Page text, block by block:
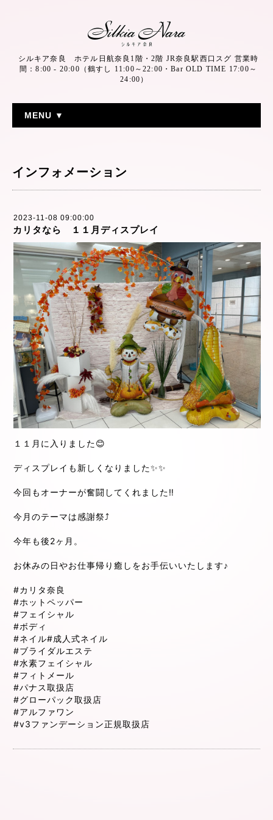
シルキア奈良 ホテル日航奈良1階・2階 JR奈良駅西口スグ 営業時
間：8:00 - 20:00（鶴すし 11:00～22:00・Bar OLD TIME 17:00～
24:00）
MENU ▼
インフォメーション
2023-11-08 09:00:00
カリタなら １１月ディスプレイ
１１月に入りました😊
ディスプレイも新しくなりました✨✨
今回もオーナーが奮闘してくれました‼︎
今月のテーマは感謝祭⤴️
今年も後2ヶ月。
お休みの日やお仕事帰り癒しをお手伝いいたします♪
#カリタ奈良
#ホットペッパー
#フェイシャル
#ボディ
#ネイル#成人式ネイル
#ブライダルエステ
#水素フェイシャル
#フィトメール
#パナス取扱店
#グローパック取扱店
#アルファワン
#v3ファンデーション正規取扱店